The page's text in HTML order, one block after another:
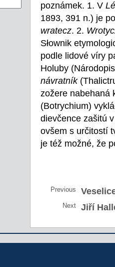
poznámek. 1. V
1893, 391 n.) je
wratecz. 2.
Słownik
podle lidové víry
Holuby
návratník
zožere nabehaná
(Botrychium)
dievčence zašitú
ovšem s určitostí
je též možné, že
Previous
Next Jiří